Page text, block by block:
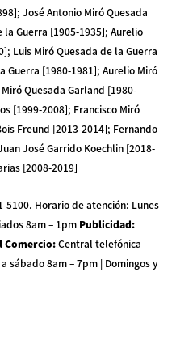
José Antonio Miró Quesada
la Guerra [1905-1935]; Aurelio
Luis Miró Quesada de la Guerra
Guerra [1980-1981]; Aurelio Miró
Quesada Garland [1980-
[1999-2008]; Francisco Miró
Freund [2013-2014]; Fernando
José Garrido Koechlin [2018-
[2008-2019]
5100. Horario de atención: Lunes
8am – 1pm Publicidad:
Comercio:Central telefónica
sábado 8am – 7pm | Domingos y